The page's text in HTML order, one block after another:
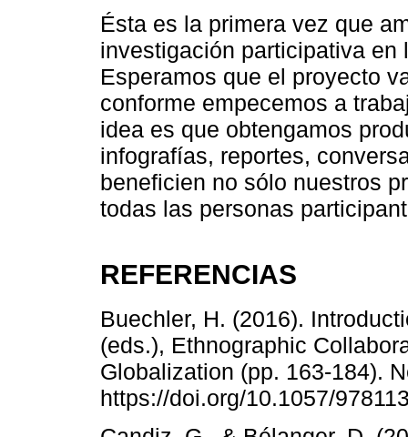
Ésta es la primera vez que
investigación participativa
Esperamos que el proyecto
conforme empecemos a
idea es que obtengamos
infografías, reportes,
beneficien no sólo nuestros
todas las personas
REFERENCIAS
Buechler, H. (2016).
(eds.), Ethnographic
Globalization (pp. 163-184).
https://doi.org/10.1057/